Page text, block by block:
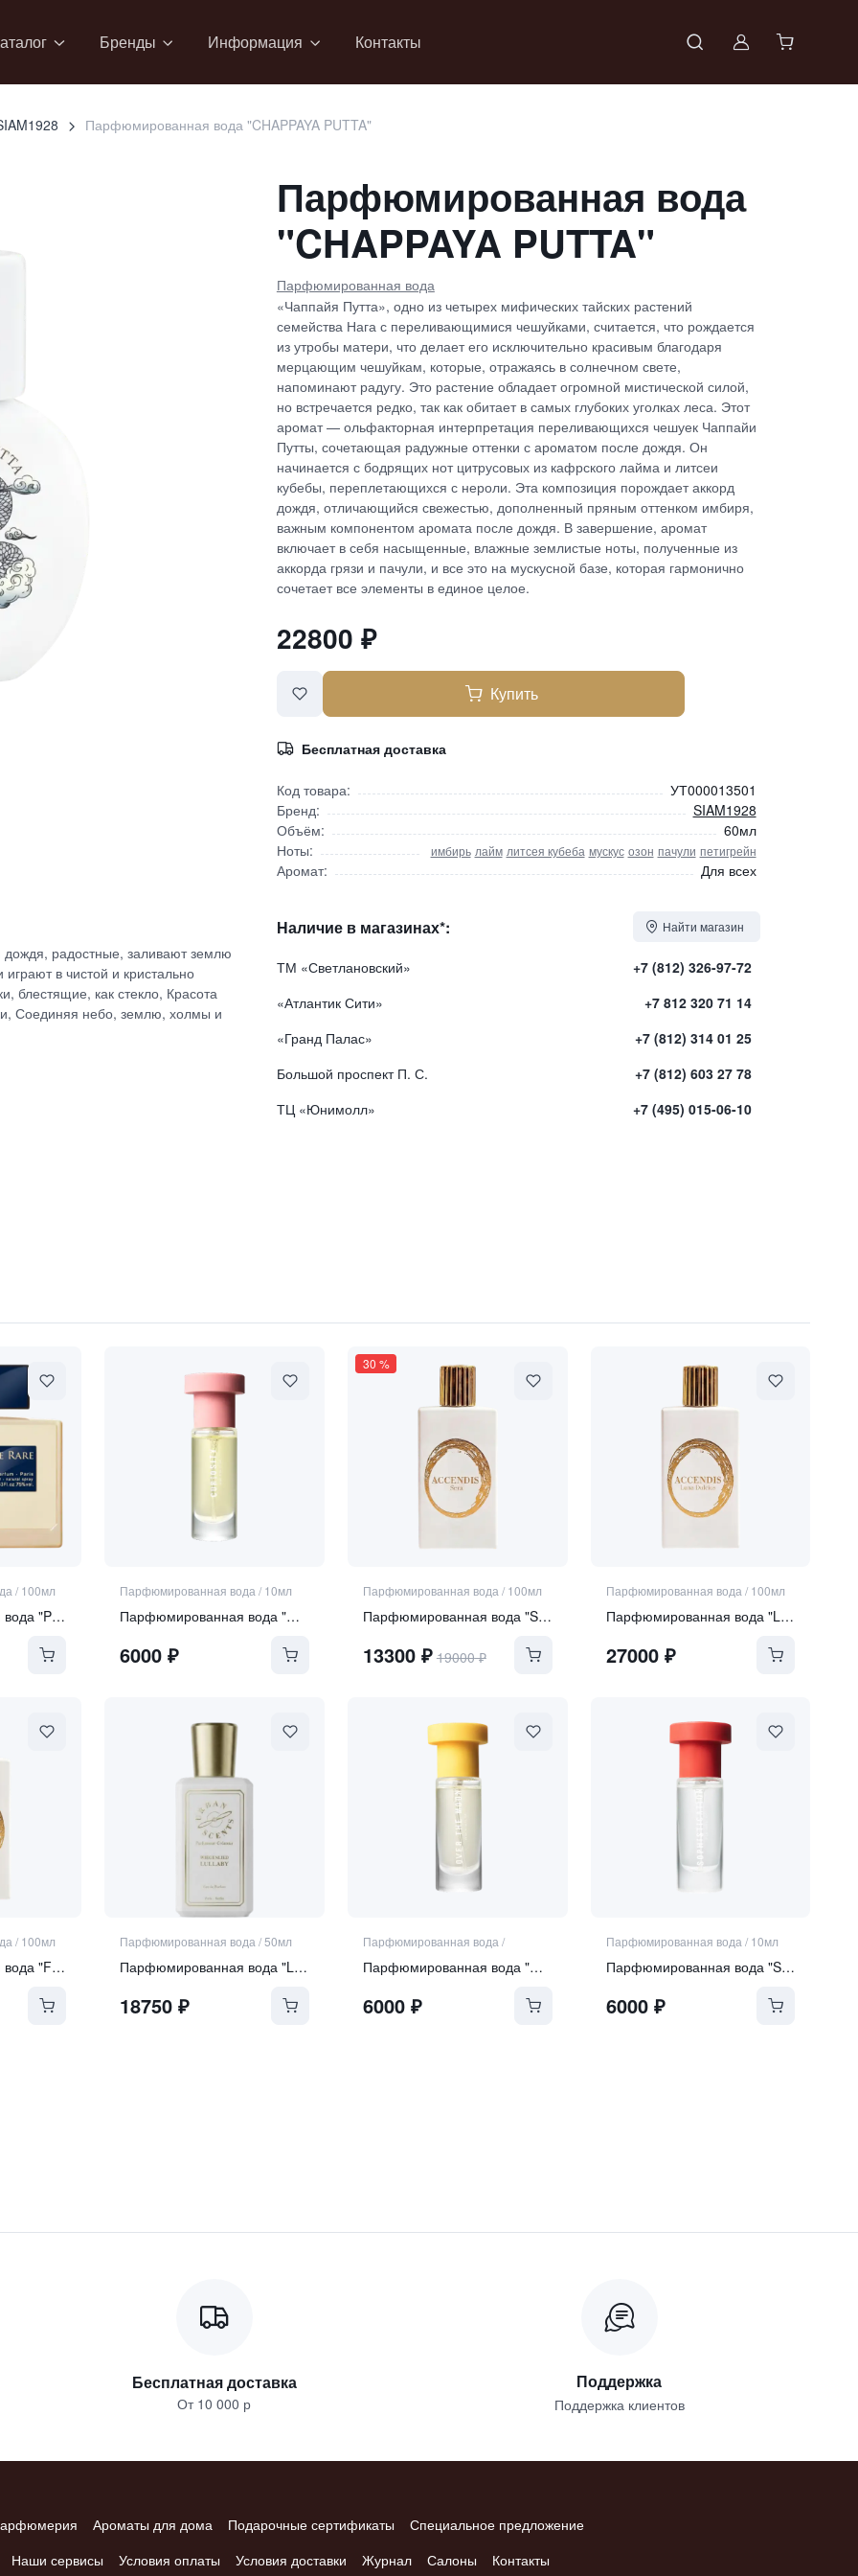
Бренды Информация Контакты Войти в
Парфюмированная вода "CHAPPAYA PUTTA"
радостные, заливают землю
в чистой и кристально
блестящие, как стекло, Красота
Соединяя небо, землю, холмы и
Парфюмированная вода
"CHAPPAYA PUTTA"
Парфюмированная вода
«Чаппайя Путта», одно из четырех мифических тайских растений
семейства Нага с переливающимися чешуйками, считается, что рождается
из утробы матери, что делает его исключительно красивым благодаря
мерцающим чешуйкам, которые, отражаясь в солнечном свете,
напоминают радугу. Это растение обладает огромной мистической силой,
но встречается редко, так как обитает в самых глубоких уголках леса. Этот
аромат — ольфакторная интерпретация переливающихся чешуек Чаппайи
Путты, сочетающая радужные оттенки с ароматом после дождя. Он
начинается с бодрящих нот цитрусовых из кафрского лайма и литсеи
кубебы, переплетающихся с нероли. Эта композиция порождает аккорд
дождя, отличающийся свежестью, дополненный пряным оттенком имбиря,
важным компонентом аромата после дождя. В завершение, аромат
включает в себя насыщенные, влажные землистые ноты, полученные из
аккорда грязи и пачули, и все это на мускусной базе, которая гармонично
сочетает все элементы в единое целое.
22800 ₽
Купить
Бесплатная доставка
Код товара:
УТ000013501
Бренд:
SIAM1928
Объём:
60мл
Ноты:
имбирь лайм литсея кубеба мускус озон пачули петигрейн
Аромат: Для всех
Наличие в магазинах*: Найти магазин
ТМ «Светлановский»
+7 (812) 326-97-72
«Атлантик Сити»
+7 812 320 71 14
«Гранд Палас»
+7 (812) 314 01 25
Большой проспект П. С.
+7 (812) 603 27 78
ТЦ «Юнимолл»
+7 (495) 015-06-10
/ 100мл
Парфюмированная вода "Perle Rare"
Парфюмированная вода / 10мл
Парфюмированная вода "Curiosity"
6000 ₽
30 %
Парфюмированная вода / 100мл
Парфюмированная вода "SERA"
13300₽ 19000₽
Парфюмированная вода / 100мл
Парфюмированная вода "LUNA DULCIUS"
27000₽
/ 100мл
Парфюмированная вода "FIORIALUX"
Парфюмированная вода /50мл
Парфюмированная вода "Lullaby"
18750 ₽
Парфюмированная вода /
Парфюмированная вода "Over the Moon"
6000₽
Парфюмированная вода / 10мл
Парфюмированная вода "Sophistication"
6000₽
Бесплатная доставка
От 10 000 р
Поддержка
Поддержка клиентов
Ароматы для дома Подарочные сертификаты
Специальное предложение
Наши сервисы Условия оплаты Условия доставки Журнал Салоны Контакты